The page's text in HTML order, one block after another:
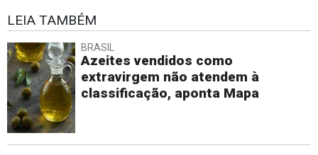
LEIA TAMBÉM
BRASIL
Azeites vendidos como
extravirgem não atendem à
classificação, aponta Mapa